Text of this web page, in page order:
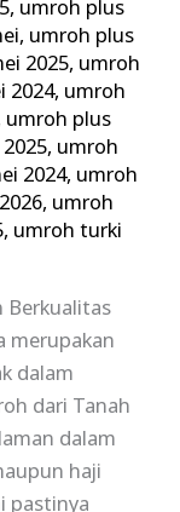
, umroh plus
, umroh plus
2025, umroh
2024, umroh
umroh plus
, umroh
2024, umroh
, umroh
, umroh turki
Berkualitas
merupakan
dalam
dari Tanah
dalam
haji
pastinya